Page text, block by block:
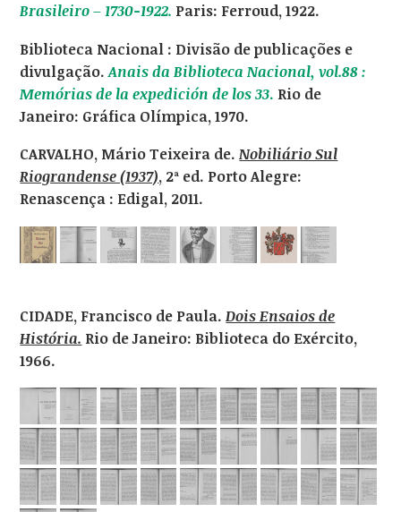
Brasileiro – 1730-1922. Paris: Ferroud, 1922.
Biblioteca Nacional : Divisão de publicações e
divulgação.Anais da Biblioteca Nacional, vol.88 :
Memórias de la expedición de los 33. Rio de
Janeiro: Gráfica Olímpica, 1970.
CARVALHO, Mário Teixeira de.Nobiliário Sul
Riograndense (1937), 2ª ed. Porto Alegre:
Renascença : Edigal, 2011.
CIDADE, Francisco de Paula. Dois Ensaios de
História. Rio de Janeiro: Biblioteca do Exército,
1966.